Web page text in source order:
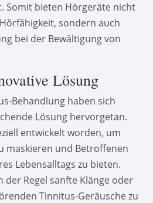
Somit bieten Hörgeräte nicht
sondern auch
bei der Bewältigung von
Lösung
Behandlung haben sich
Lösung hervorgetan.
entwickelt worden, um
maskieren und Betroffenen
Lebensalltags zu bieten.
Regel sanfte Klänge oder
Tinnitus-Geräusche zu